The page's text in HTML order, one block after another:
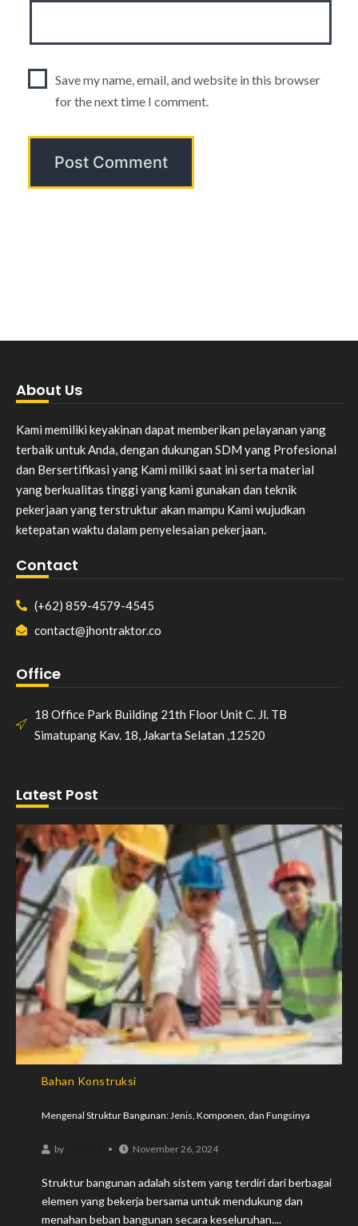
Save my name, email, and website in this browser
for the next time I comment.
About Us
Kami memiliki keyakinan dapat memberikan pelayanan yang
terbaik untuk Anda, dengan dukungan SDM yang Profesional
dan Bersertifikasi yang Kami miliki saat ini serta material
yang berkualitas tinggi yang kami gunakan dan teknik
pekerjaan yang terstruktur akan mampu Kami wujudkan
ketepatan waktu dalam penyelesaian pekerjaan.
Contact
(+62) 859-4579-4545
contact@jhontraktor.co
Office
18 Office Park Building 21th Floor Unit C. Jl. TB
Simatupang Kav. 18, Jakarta Selatan ,12520
Latest Post
Bahan Konstruksi
Mengenal Struktur Bangunan: Jenis, Komponen, dan Fungsinya
by November 26, 2024
Struktur bangunan adalah sistem yang terdiri dari berbagai
elemen yang bekerja bersama untuk mendukung dan
menahan beban bangunan secara keseluruhan....